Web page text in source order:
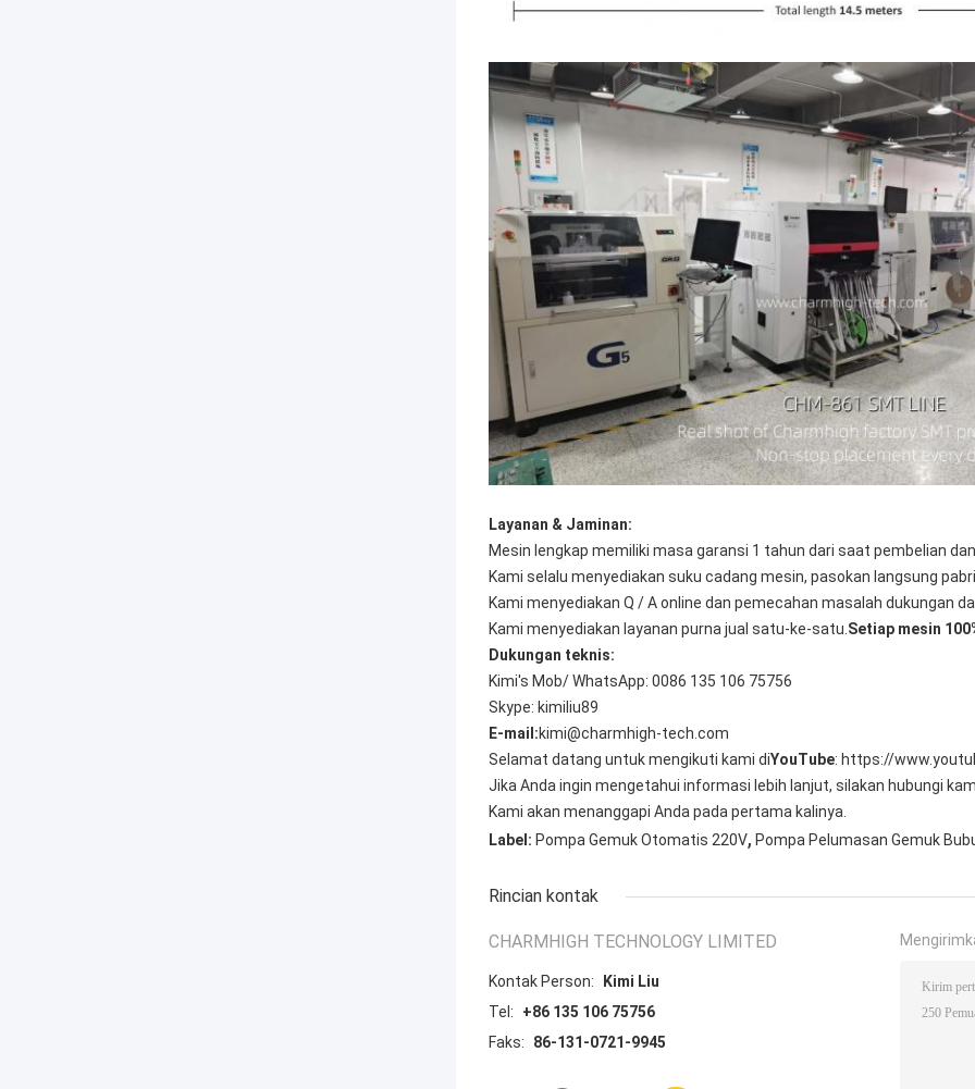
Layanan & Jaminan:
Mesin lengkap memiliki masa garansi 1 tahun dari saat pembelian
Kami selalu menyediakan suku cadang mesin, pasokan langsung
Kami menyediakan Q / A online dan pemecahan masalah dukungan
Kami menyediakan layanan purna jual satu-ke-satu.Setiap mesin
Dukungan teknis:
Kimi's Mob/ WhatsApp: 0086 135 106 75756
Skype: kimiliu89
E-mail:kimi@charmhigh-tech.com
Selamat datang untuk mengikuti kami diYouTube: https://
Jika Anda ingin mengetahui informasi lebih lanjut, silakan hubungi
Kami akan menanggapi Anda pada pertama kalinya.
Label: Pompa Gemuk Otomatis 220V, Pompa Pelumasan Gemuk
Rincian kontak
CHARMHIGH TECHNOLOGY LIMITED
Kontak Person:
Kimi Liu
Tel:
+86 135 106 75756
Faks:
86-131-0721-9945